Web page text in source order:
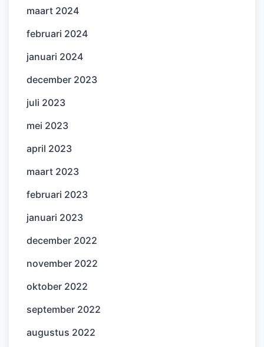
maart 2024
februari 2024
januari 2024
december 2023
juli 2023
mei 2023
april 2023
maart 2023
februari 2023
januari 2023
december 2022
november 2022
oktober 2022
september 2022
augustus 2022